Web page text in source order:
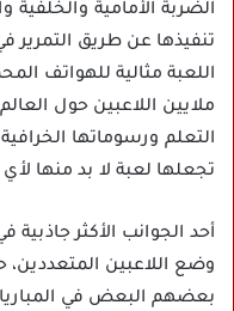
الضربة الأمامية والخلفية
تنفيذها عن طريق التمرير
اللعبة مثالية للهواتف
ملايين اللاعبين حول
التعلم ورسوماتها
تجعلها لعبة لا بد منها
وضع اللاعبين
بعضهم البعض في